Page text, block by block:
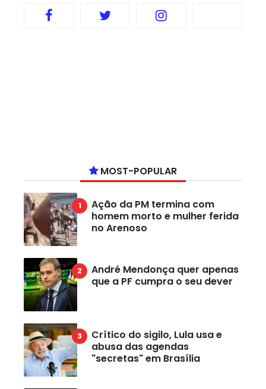
MOST-POPULAR
Ação da PM termina com
homem morto e mulher ferida
no Arenoso
André Mendonça quer apenas
que a PF cumpra o seu dever
Crítico do sigilo, Lula usa e
abusa das agendas
"secretas" em Brasília